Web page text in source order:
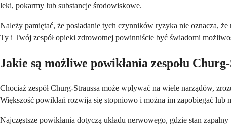
leki, pokarmy lub substancje środowiskowe.
Należy pamiętać, że posiadanie tych czynników ryzyka nie oznacza,
Ty i Twój zespół opieki zdrowotnej powinniście być świadomi
Jakie są możliwe powikłania zespołu
Chociaż zespół Churg-Straussa może wpływać na wiele narządów,
Większość powikłań rozwija się stopniowo i można im zapobiegać
Najczęstsze powikłania dotyczą układu nerwowego, gdzie stan